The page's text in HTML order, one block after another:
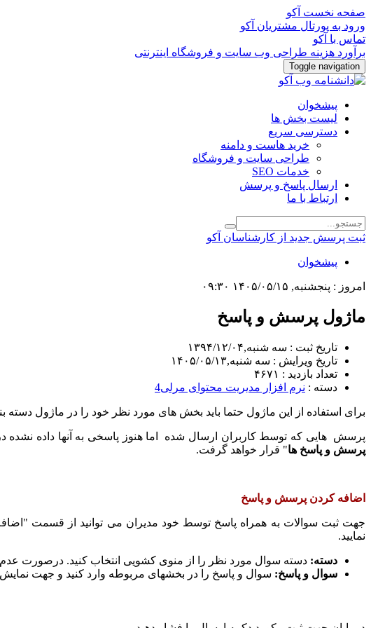
صفحه نخست آکو
ورود به پورتال مشتریان آکو
تماس با آکو
برآورد هزینه طراحی وب سایت و فروشگاه اینترنتی
Toggle navigation
پیشخوان
لیست بخش ها
دسترسی سریع
خرید هاست و دامنه
طراحی سایت و فروشگاه
خدمات SEO
ارسال پاسخ و پرسش
ارتباط با ما
ثبت پرسش جدید از کارشناسان آکو
پیشخوان
امروز : پنجشنبه, ۱۴۰۵/۰۵/۱۵ ۰۹:۳۰
ماژول پرسش و پاسخ
تاریخ ثبت : سه شنبه,۱۳۹۴/۱۲/۰۴
تاریخ ویرایش : سه شنبه,۱۴۰۵/۰۵/۱۳
تعداد بازدید : ۴۶۷۱
دسته : نرم افزار مدیریت محتوای مرلی4
برای استفاده از این ماژول حتما باید بخش های مورد نظر خود را در ماژول دسته
پرسش هایی که توسط کاربران ارسال شده اما هنوز پاسخی به آنها داده نشده
پرسش و پاسخ ها" قرار خواهد گرفت.
اضافه کردن پرسش و پاسخ
جهت ثبت سوالات به همراه پاسخ توسط خود مدیران می توانید از قسمت
نمایید.
دسته: دسته سوال مورد نظر را از منوی کشویی انتخاب کنید. درصورت
سوال و پاسخ: سوال و پاسخ را در بخشهای مربوطه وارد کنید و جهت نمایش